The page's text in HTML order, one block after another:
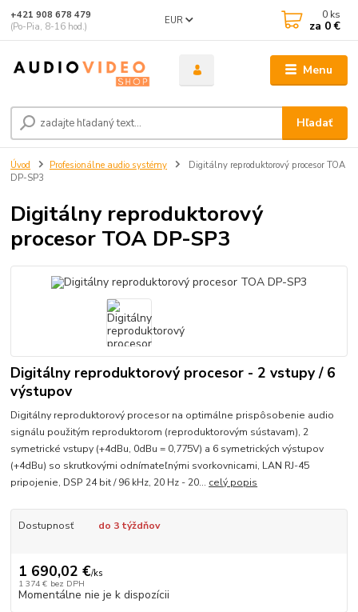
Menu
EUR
Hľadať
+421 908 678 479
(Po-Pia, 8-16 hod.)
0 ks
za 0 €
Úvod Profesionálne audio systémy
Digitálny reproduktorový procesor TOA
DP-SP3
Digitálny reproduktorový
procesor TOA DP-SP3
Digitálny reproduktorový procesor - 2 vstupy / 6
výstupov
Digitálny reproduktorový procesor na optimálne prispôsobenie audio
signálu použitým reproduktorom (reproduktorovým sústavam), 2
symetrické vstupy (+4dBu, 0dBu = 0,775V) a 6 symetrických výstupov
(+4dBu) so skrutkovými odnímateľnými svorkovnicami, LAN RJ-45
pripojenie, DSP 24 bit / 96 kHz, 20 Hz - 20... celý popis
Dostupnosť do 3 týždňov
1 690,02 €/ks
1 374 € bez DPH
Momentálne nie je k dispozícii